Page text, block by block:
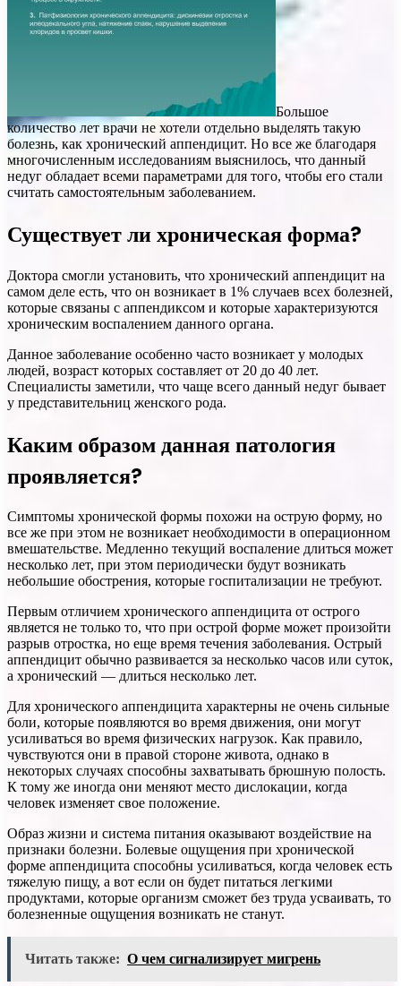
Большое
количество лет врачи не хотели отдельно выделять такую
болезнь, как хронический аппендицит. Но все же благодаря
многочисленным исследованиям выяснилось, что данный
недуг обладает всеми параметрами для того, чтобы его стали
считать самостоятельным заболеванием.
Существует ли хроническая форма?
Доктора смогли установить, что хронический аппендицит на
самом деле есть, что он возникает в 1% случаев всех болезней,
которые связаны с аппендиксом и которые характеризуются
хроническим воспалением данного органа.
Данное заболевание особенно часто возникает у молодых
людей, возраст которых составляет от 20 до 40 лет.
Специалисты заметили, что чаще всего данный недуг бывает
у представительниц женского рода.
Каким образом данная патология
проявляется?
Симптомы хронической формы похожи на острую форму, но
все же при этом не возникает необходимости в операционном
вмешательстве. Медленно текущий воспаление длиться может
несколько лет, при этом периодически будут возникать
небольшие обострения, которые госпитализации не требуют.
Первым отличием хронического аппендицита от острого
является не только то, что при острой форме может произойти
разрыв отростка, но еще время течения заболевания. Острый
аппендицит обычно развивается за несколько часов или суток,
а хронический — длиться несколько лет.
Для хронического аппендицита характерны не очень сильные
боли, которые появляются во время движения, они могут
усиливаться во время физических нагрузок. Как правило,
чувствуются они в правой стороне живота, однако в
некоторых случаях способны захватывать брюшную полость.
К тому же иногда они меняют место дислокации, когда
человек изменяет свое положение.
Образ жизни и система питания оказывают воздействие на
признаки болезни. Болевые ощущения при хронической
форме аппендицита способны усиливаться, когда человек есть
тяжелую пищу, а вот если он будет питаться легкими
продуктами, которые организм сможет без труда усваивать, то
болезненные ощущения возникать не станут.
Читать также: О чем сигнализирует мигрень